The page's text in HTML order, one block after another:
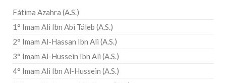
Fátima Azahra (A.S.)
1° Imam Ali Ibn Abi Táleb (A.S.)
2° Imam Al-Hassan Ibn Ali (A.S.)
3° Imam Al-Hussein Ibn Ali (A.S.)
4° Imam Ali Ibn Al-Hussein (A.S.)